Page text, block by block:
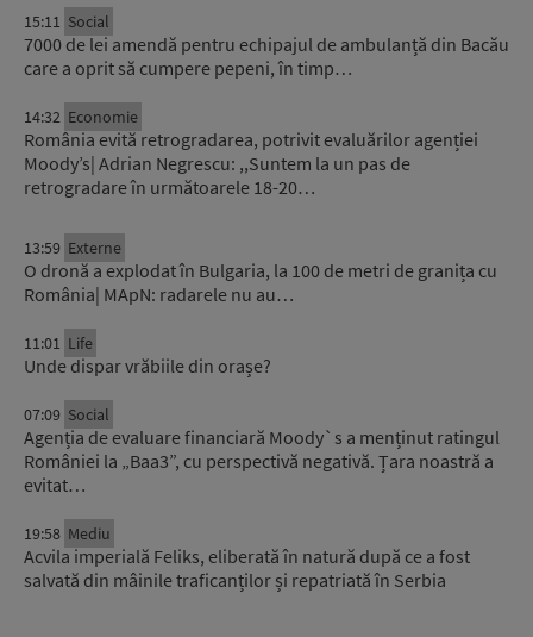
15:11 Social
7000 de lei amendă pentru echipajul de ambulanță din Bacău
care a oprit să cumpere pepeni, în timp…
14:32 Economie
România evită retrogradarea, potrivit evaluărilor agenției
Moody’s| Adrian Negrescu: ,,Suntem la un pas de
retrogradare în următoarele 18-20…
13:59 Externe
O dronă a explodat în Bulgaria, la 100 de metri de granița cu
România| MApN: radarele nu au…
11:01 Life
Unde dispar vrăbiile din orașe?
07:09 Social
Agenția de evaluare financiară Moody`s a menținut ratingul
României la „Baa3”, cu perspectivă negativă. Țara noastră a
evitat…
19:58 Mediu
Acvila imperială Feliks, eliberată în natură după ce a fost
salvată din mâinile traficanților și repatriată în Serbia